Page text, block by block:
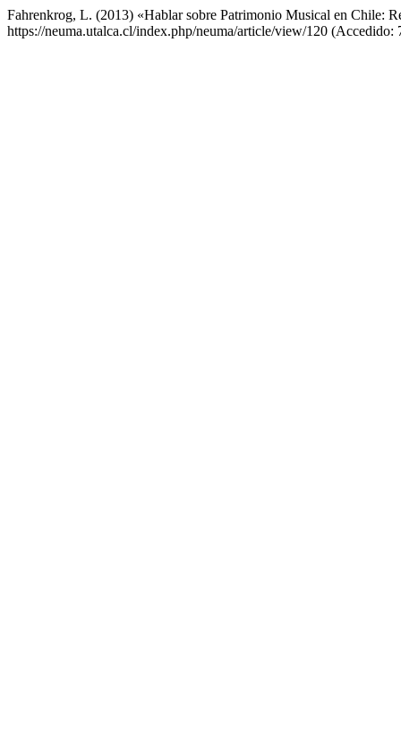
Fahrenkrog, L. (2013) «Hablar sobre Patrimonio Musical en Chile:
https://neuma.utalca.cl/index.php/neuma/article/view/120 (Accedido: